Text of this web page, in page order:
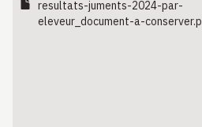
resultats-juments-2024-par-
eleveur_document-a-